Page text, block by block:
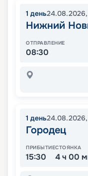
1 день24.08.2026,
Нижний
ОТПРАВЛЕНИЕ
08:30
1 день24.08.2026,
Городец
ПРИБЫТИЕ
15:30
СТОЯНКА
4 ч 00